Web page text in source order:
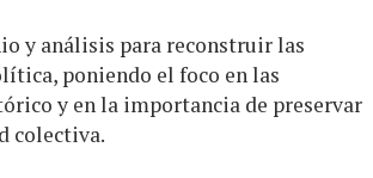
y análisis para reconstruir las
poniendo el foco en las
y en la importancia de preservar
colectiva.